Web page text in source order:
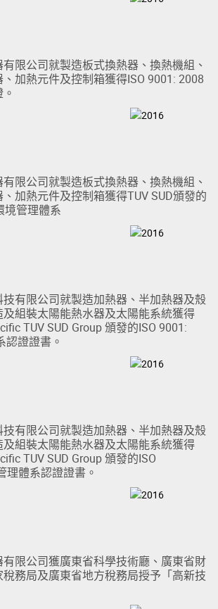
限公司就製造板式換熱器、換熱機組、
加熱元件及控制箱獲得ISO 9001: 2008
限公司就製造板式換熱器、換熱機組、
加熱元件及控制箱獲得TUV SUD頒發的
境管理體系
有限公司就製造加熱器、半加熱器及殼
組裝太陽能熱水器及太陽能系統獲得
TUV SUD Group 頒發的ISO 9001:
認證證書。
有限公司就製造加熱器、半加熱器及殼
組裝太陽能熱水器及太陽能系統獲得
TUV SUD Group 頒發的ISO
理體系認證證書。
限公司獲廣東省科學技術廳、廣東省財
務局及廣東省地方稅務局授予「高新技